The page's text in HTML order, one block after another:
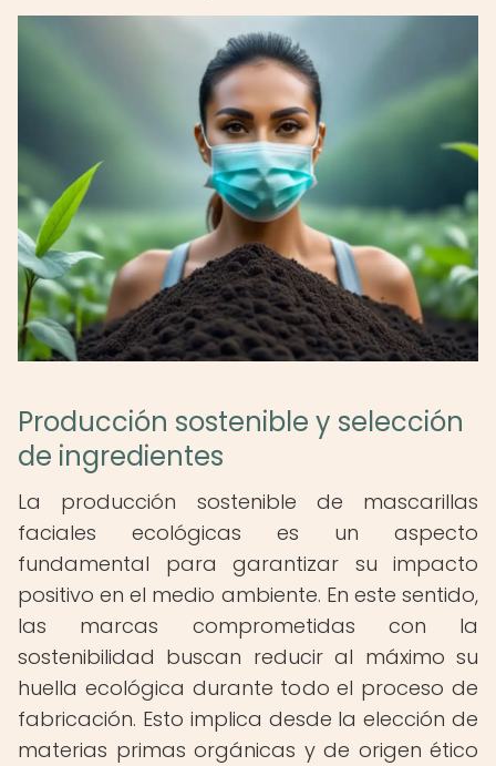
Producción sostenible y selección
de ingredientes
La producción sostenible de mascarillas
faciales ecológicas es un aspecto
fundamental para garantizar su impacto
positivo en el medio ambiente. En este sentido,
las marcas comprometidas con la
sostenibilidad buscan reducir al máximo su
huella ecológica durante todo el proceso de
fabricación. Esto implica desde la elección de
materias primas orgánicas y de origen ético